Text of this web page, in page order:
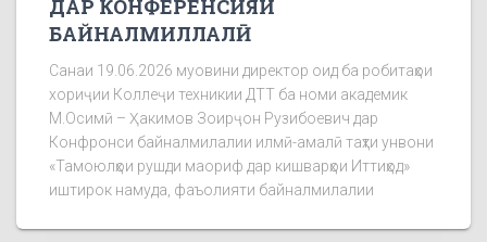
ДАР КОНФЕРЕНСИЯИ
БАЙНАЛМИЛЛАЛӢ
Санаи 19.06.2026 муовини директор оид ба робитаҳои
хориҷии Коллеҷи техникии ДТТ ба номи академик
М.Осимӣ – Ҳакимов Зоирҷон Рузибоевич дар
Конфронси байналмилалии илмӣ-амалӣ таҳти унвони
«Тамоюлҳои рушди маориф дар кишварҳои Иттиҳод»
иштирок намуда, фаъолияти байналмилалии